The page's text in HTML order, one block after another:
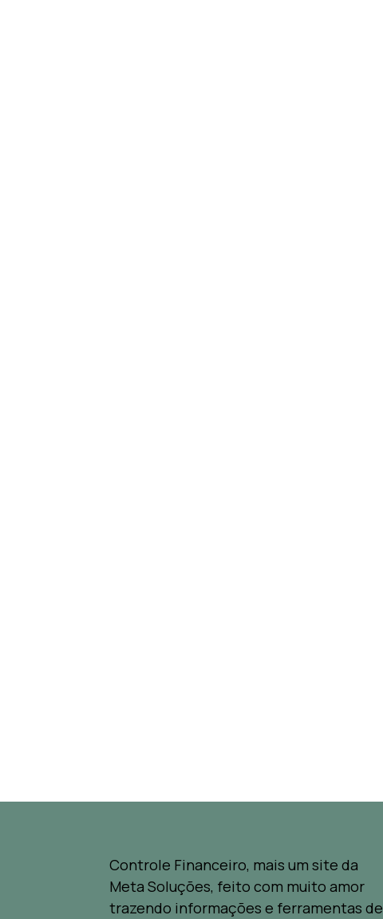
Controle Financeiro, mais um site da
Meta Soluções, feito com muito amor
trazendo informações e ferramentas de